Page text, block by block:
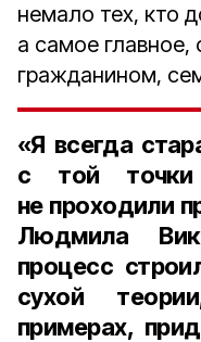
немало тех, кто
а самое
гражданином,
«Я всегда
с той точки
не проходили
Людмила
процесс
сухой
примерах,